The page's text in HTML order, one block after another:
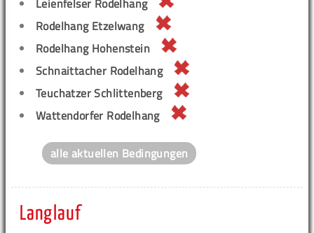
Leienfelser Rodelhang
Rodelhang Etzelwang
Rodelhang Hohenstein
Schnaittacher Rodelhang
Teuchatzer Schlittenberg
Wattendorfer Rodelhang
alle aktuellen Bedingungen
Langlauf